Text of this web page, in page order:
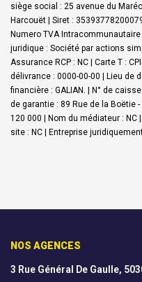
siège social : 25 avenue du
Harcouët | Siret :
Numero TVA
juridique : Société par actions
Assurance RCP : NC | Carte T :
délivrance : 0000-00-00 | Lieu de
financière : GALIAN. | N° de
de garantie : 89 Rue de la Boëtie
120 000 | Nom du médiateur :
site : NC | Entreprise
NOS AGENCES
3 Rue Général De Gaulle,